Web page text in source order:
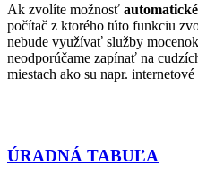
Ak zvolíte možnosť
počítač z ktorého túto funkciu
nebude využívať služby
neodporúčame zapínať na
miestach ako su napr.
ÚRADNÁ TABUĽA